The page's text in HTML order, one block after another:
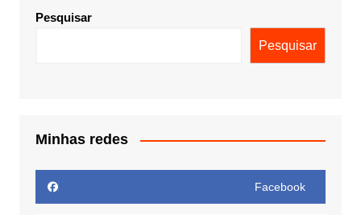
Pesquisar
Pesquisar
Minhas redes
Facebook